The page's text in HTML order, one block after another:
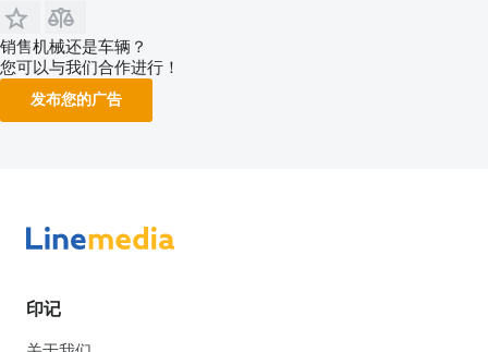
销售机械还是车辆？
您可以与我们合作进行！
发布您的广告
印记